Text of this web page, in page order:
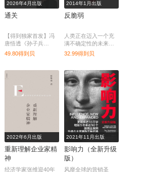
2026年4月出版
通关
【得到独家首发】冯
唐悟透《孙子兵
法》，解密职场致胜
49.80得到贝
2014年1月出版
反脆弱
人类正在迈入一个充
满不确定性的未来，
在那里，现有的确定
时代的终极生存指
南。
32.99得到贝
2022年6月出版
重新理解企业家精
神
经济学家张维迎40年
2021年11月出版
影响力（全新升级
版）
风靡全球的营销圣